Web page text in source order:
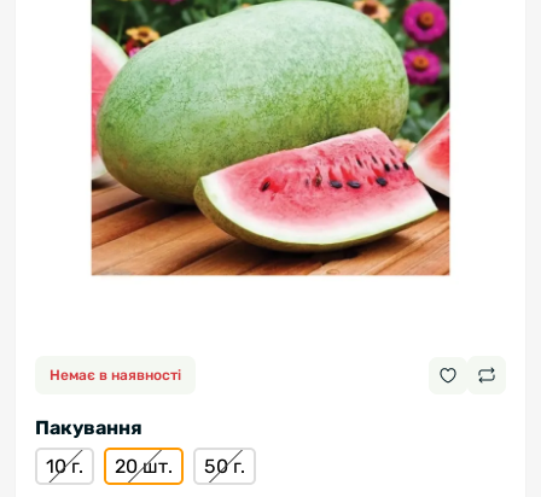
Немає в наявності
Пакування
10 г.
20 шт. 50 г.